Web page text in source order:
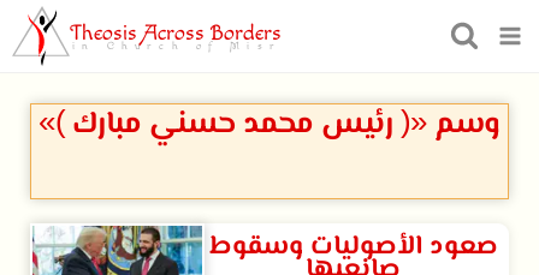
Theosis Across Borders
in Church of Misr
وسم «( رئيس محمد حسني مبارك )»
صعود الأصوليات وسقوط